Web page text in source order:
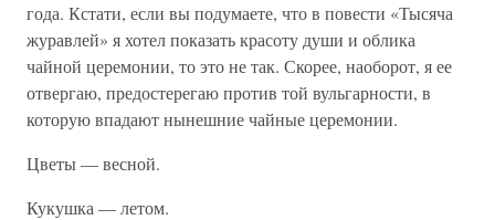
года. Кстати, если вы подумаете, что в повести «Тысяча
журавлей» я хотел показать красоту души и облика
чайной церемонии, то это не так. Скорее, наоборот, я ее
отвергаю, предостерегаю против той вульгарности, в
которую впадают нынешние чайные церемонии.
Цветы — весной.
Кукушка — летом.